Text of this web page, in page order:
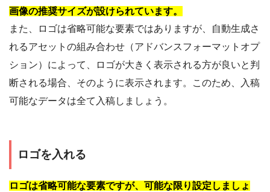
画像の推奨サイズが設けられています。
また、ロゴは省略可能な要素ではありますが、自動生成さ
れるアセットの組み合わせ（アドバンスフォーマットオプ
ション）によって、ロゴが大きく表示される方が良いと判
断される場合、そのように表示されます。このため、入稿
可能なデータは全て入稿しましょう。
ロゴを入れる
ロゴは省略可能な要素ですが、可能な限り設定しましょ